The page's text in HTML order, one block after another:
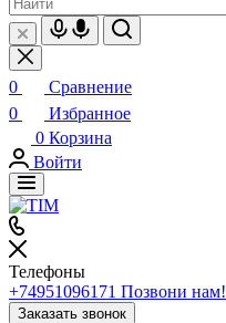
0
Сравнение
0
Избранное
0 Корзина
Войти
Телефоны
+74951096171 Позвони нам!
Заказать звонок